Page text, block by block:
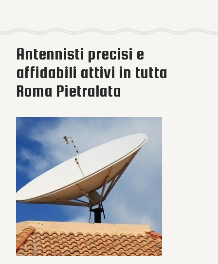
Antennisti precisi e
affidabili attivi in tutta
Roma Pietralata